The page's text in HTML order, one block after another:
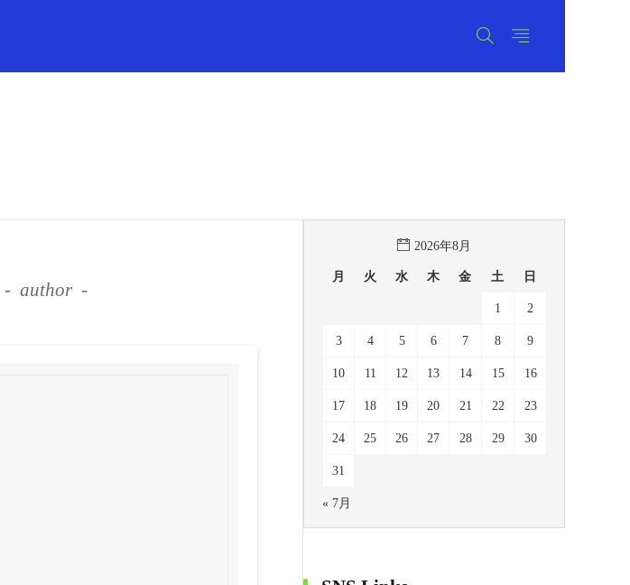
author
2026年8月
月 火 水 木 金 土 日
1 2
3 4 5 6 7 8 9
10 11 12 13 14 15 16
17 18 19 20 21 22 23
24 25 26 27 28 29 30
31
« 7月